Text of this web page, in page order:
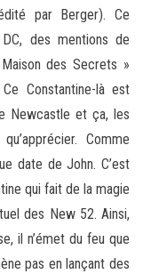
par Berger). Ce
des mentions de
des Secrets »
Constantine-là est
Newcastle et ça, les
Comme
date de John. C’est
qui fait de la magie
des New 52. Ainsi,
il n’émet du feu que
pas en lançant des